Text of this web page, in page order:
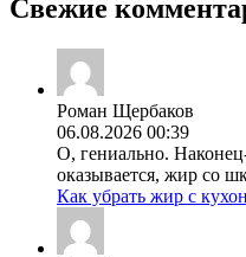
Свежие
Роман Щербаков
06.08.2026 00:39
О, гениально.
оказывается, жир со
Как убрать жир с